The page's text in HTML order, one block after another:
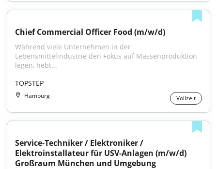
Chief Commercial Officer Food (m/w/d)
Während viele Unternehmen in der
Lebensmittelindustrie den Fokus auf Massenproduktion
legen, hebt...
TOPSTEP
Hamburg Vollzeit
Service-Techniker / Elektroniker /
Elektroinstallateur für USV-Anlagen (m/w/d)
Großraum München und Umgebung